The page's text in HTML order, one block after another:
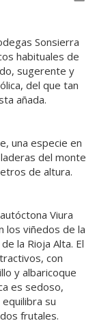
Sonsierra
habituales de
sugerente y
del que tan
añada.
una especie en
del monte
de altura.
Viura
los viñedos de la
la Rioja Alta. El
con
y albaricoque
es sedoso,
su
frutales.